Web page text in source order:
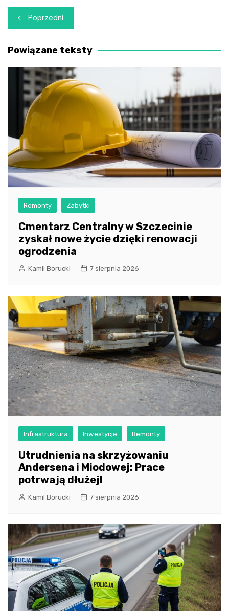
Nawigacja
wpisu
Poprzedni
Powiązane teksty
Remonty Zabytki
Cmentarz Centralny w Szczecinie
zyskał nowe życie dzięki renowacji
ogrodzenia
Kamil Borucki 7 sierpnia 2026
Infrastruktura Inwestycje Remonty
Utrudnienia na skrzyżowaniu
Andersena i Miodowej: Prace
potrwają dłużej!
Kamil Borucki 7 sierpnia 2026